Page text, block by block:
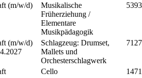
(m/w/d)
Musikalische
Früherziehung /
Elementare
Musikpädagogik
(m/w/d)
Schlagzeug: Drumset,
Mallets und
Orchesterschlagwerk
Cello